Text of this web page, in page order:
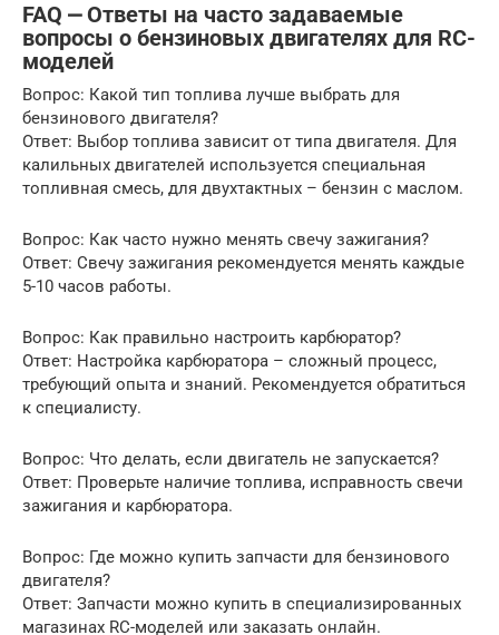
FAQ ⎼ Ответы на часто задаваемые
вопросы о бензиновых двигателях для RC-
моделей
Вопрос: Какой тип топлива лучше выбрать для
бензинового двигателя?
Ответ: Выбор топлива зависит от типа двигателя. Для
калильных двигателей используется специальная
топливная смесь, для двухтактных – бензин с маслом.
Вопрос: Как часто нужно менять свечу зажигания?
Ответ: Свечу зажигания рекомендуется менять каждые
5-10 часов работы.
Вопрос: Как правильно настроить карбюратор?
Ответ: Настройка карбюратора – сложный процесс,
требующий опыта и знаний. Рекомендуется обратиться
к специалисту.
Вопрос: Что делать, если двигатель не запускается?
Ответ: Проверьте наличие топлива, исправность свечи
зажигания и карбюратора.
Вопрос: Где можно купить запчасти для бензинового
двигателя?
Ответ: Запчасти можно купить в специализированных
магазинах RC-моделей или заказать онлайн.